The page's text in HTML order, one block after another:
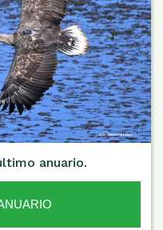
anuario.